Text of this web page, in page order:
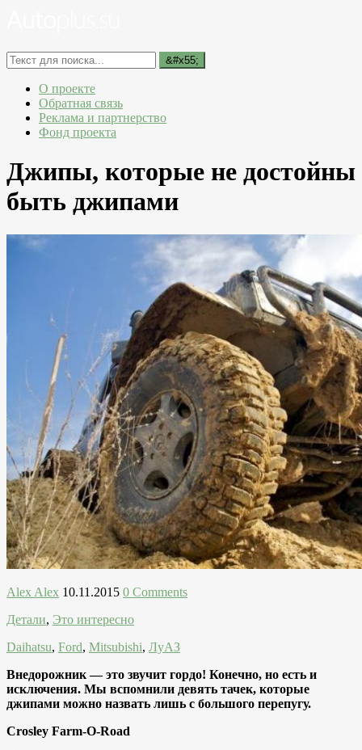
О проекте
Обратная связь
Реклама и партнерство
Фонд проекта
Джипы, которые не достойны
быть джипами
Alex Alex 10.11.2015 0 Comments
Детали, Это интересно
Daihatsu, Ford, Mitsubishi, ЛуАЗ
Внедорожник — это звучит гордо! Конечно, но есть и
исключения. Мы вспомнили девять тачек, которые
джипами можно назвать лишь с большого перепугу.
Crosley Farm-O-Road